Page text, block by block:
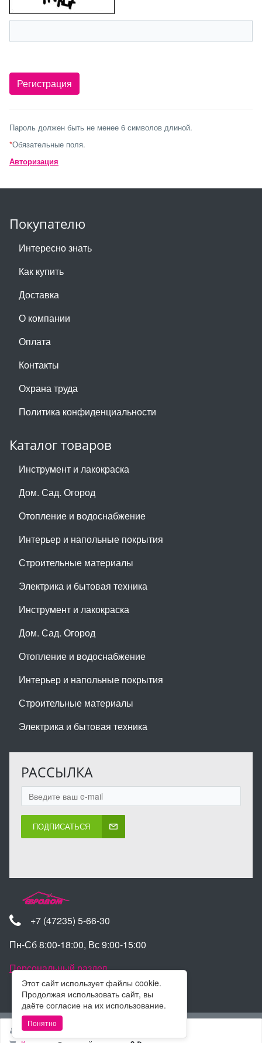
Этот сайт использует файлы cookie.
Продолжая использовать сайт, вы
даёте согласие на их использование.
Понятно
Пароль должен быть не менее 6 символов длиной.
*Обязательные поля.
Авторизация
Покупателю
Интересно знать
Как купить
Доставка
О компании
Оплата
Контакты
Охрана труда
Политика конфиденциальности
Каталог товаров
Инструмент и лакокраска
Дом. Сад. Огород
Отопление и водоснабжение
Интерьер и напольные покрытия
Строительные материалы
Электрика и бытовая техника
Инструмент и лакокраска
Дом. Сад. Огород
Отопление и водоснабжение
Интерьер и напольные покрытия
Строительные материалы
Электрика и бытовая техника
РАССЫЛКА
ПОДПИСАТЬСЯ
+7 (47235) 5-66-30
Пн-Сб 8:00-18:00, Вс 9:00-15:00
Персональный раздел
Наверх
© Интернет-магазин Евродом 2025
Войти
Регистрация